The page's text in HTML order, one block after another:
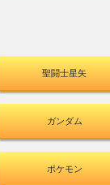
聖闘士星矢
ガンダム
ポケモン